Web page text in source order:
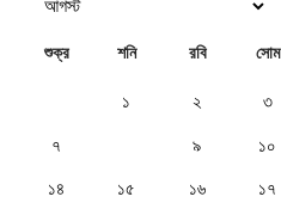
শুক্র শনি রবি সোম
১ ২ ৩
৭ ৯ ১০
১৪ ১৫ ১৬ ১৭